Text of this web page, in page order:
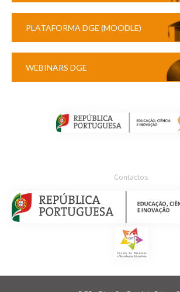
PLATAFORMA DGE (MOODLE)
WEBINARS DGE
Contactos